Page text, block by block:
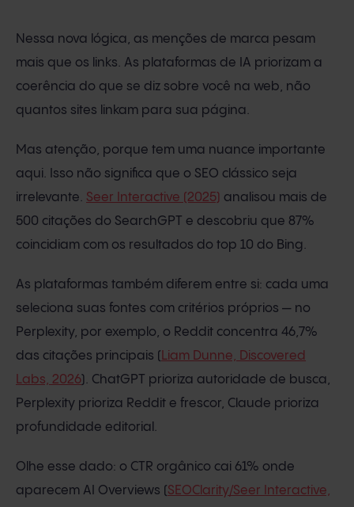
Nessa nova lógica, as menções de marca pesam
mais que os links. As plataformas de IA priorizam a
coerência do que se diz sobre você na web, não
quantos sites linkam para sua página.
Mas atenção, porque tem uma nuance importante
aqui. Isso não significa que o SEO clássico seja
irrelevante. Seer Interactive (2025) analisou mais de
500 citações do SearchGPT e descobriu que 87%
coincidiam com os resultados do top 10 do Bing.
As plataformas também diferem entre si: cada uma
seleciona suas fontes com critérios próprios — no
Perplexity, por exemplo, o Reddit concentra 46,7%
das citações principais ( Liam Dunne, Discovered
Labs, 2026). ChatGPT prioriza autoridade de busca,
Perplexity prioriza Reddit e frescor, Claude prioriza
profundidade editorial.
Olhe esse dado: o CTR orgânico cai 61% onde
aparecem AI Overviews (SEOClarity/Seer Interactive,